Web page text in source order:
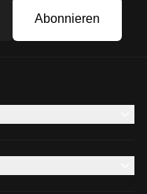
Abonnieren